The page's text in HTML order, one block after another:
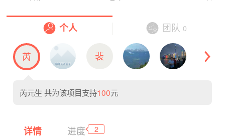
个人 团队 0
芮 裴
芮元生 共为该项目支持100元
详情 进度 2